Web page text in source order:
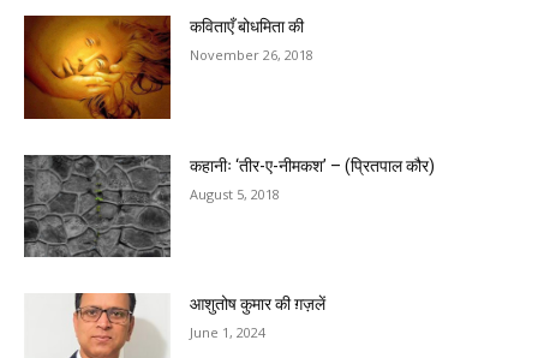
कविताएँ बोधमिता की
November 26, 2018
कहानीः ‘तीर-ए-नीमकश’ – (प्रितपाल कौर)
August 5, 2018
आशुतोष कुमार की ग़ज़लें
June 1, 2024